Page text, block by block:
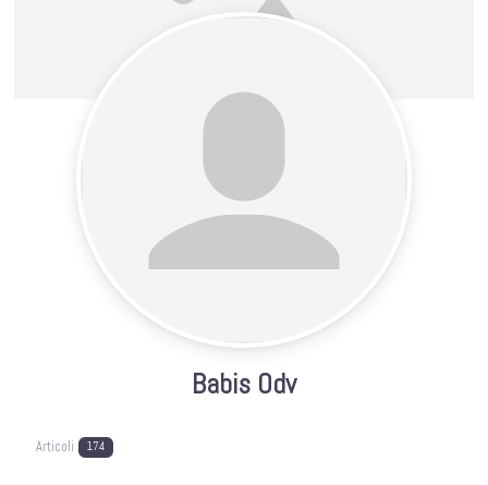
Babis Odv
Articoli 174